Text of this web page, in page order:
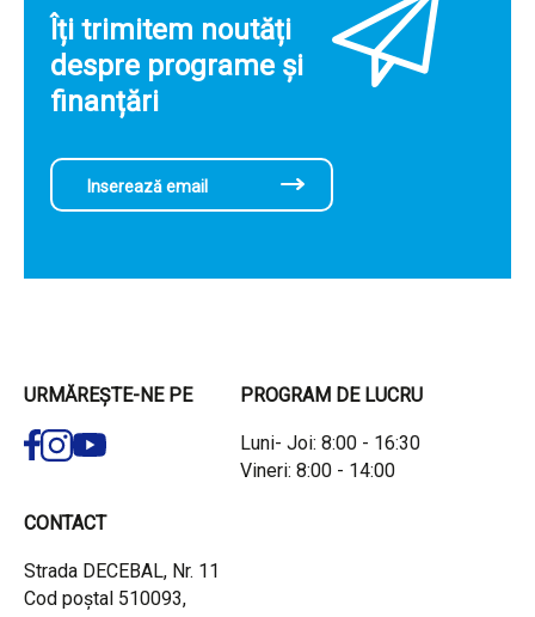
Îți trimitem noutăți
despre programe și
finanțări
URMĂREȘTE-NE PE PROGRAM DE LUCRU
Luni- Joi: 8:00 - 16:30
Vineri: 8:00 - 14:00
CONTACT
Strada DECEBAL, Nr. 11
Cod poștal 510093,